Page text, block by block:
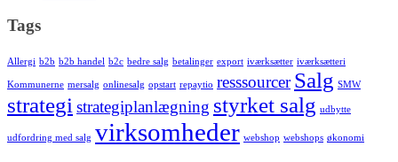
Tags
Allergi b2b b2b handel b2c bedre salg betalinger export iværksætter iværksætteri
Kommunerne mersalg onlinesalg opstart repaytio resssourcer Salg SMW
strategi strategiplanlægning styrket salg udbytte
udfordring med salg virksomheder webshop webshops økonomi